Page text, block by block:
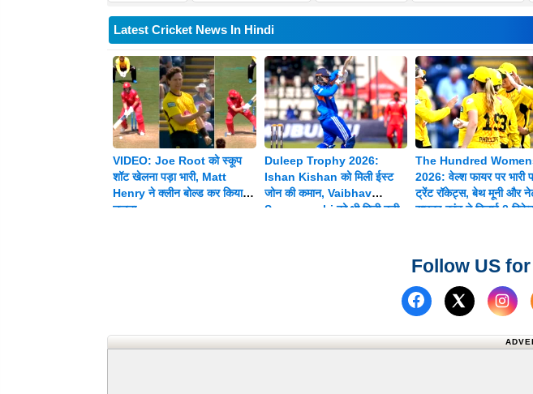
Latest Cricket News In Hindi
VIDEO: Joe Root को स्कूप
शॉट खेलना पड़ा भारी, Matt
Henry ने क्लीन बोल्ड कर किया
चलता
Duleep Trophy 2026:
Ishan Kishan को मिली ईस्ट
जोन की कमान, Vaibhav
Suryavanshi को भी मिली बड़ी
The Hundred
2026: वेल्श फायर पर भारी
ट्रेंट रॉकेट्स, बेथ मूनी और
साइवर-ब्रंट ने दिलाई 8
Follow US
Follow us on
Follow us